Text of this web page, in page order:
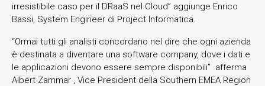
irresistibile caso per il DRaaS nel Cloud” aggiunge Enrico
Bassi, System Engineer di Project Informatica.
“Ormai tutti gli analisti concordano nel dire che ogni azienda
è destinata a diventare una software company, dove i dati e
le applicazioni devono essere sempre disponibili” afferma
Albert Zammar , Vice President della Southern EMEA Region